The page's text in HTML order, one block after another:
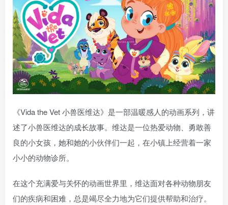
《Vida the Vet 小兽医维达》是一部温暖感人的动画系列，讲
述了小兽医维达的成长故事。维达是一位热爱动物、勇敢善
良的小女孩，她和她的小伙伴们一起，在小镇上经营着一家
小小的动物诊所。
在这个充满爱与关怀的动画世界里，维达面对各种动物朋友
们的疾病和困难，总是竭尽全力地为它们提供帮助和治疗。